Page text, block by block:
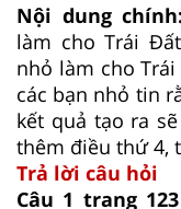
Nội dung chính:
làm cho Trái
nhỏ làm cho
các bạn nhỏ tin
kết quả tạo ra
thêm điều thứ 4,
Trả lời câu hỏi
Câu 1 trang